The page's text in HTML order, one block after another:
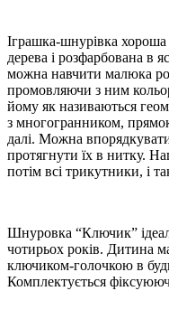
Іграшка-шнурівка
дерева і розфарбована в
можна навчити малюка
промовляючи з ним
йому як називаються
з многогранником,
далі. Можна
протягнути їх в нитку.
потім всі трикутники, і
Шнуровка “Ключик”
чотирьох років. Дитина
ключиком-голочкою в
Комплектується